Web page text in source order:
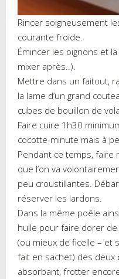
Rincer soigneusement
courante froide.
Émincer les oignons et
mixer après..).
Mettre dans un faitout,
la lame d’un grand
cubes de bouillon de
Faire cuire 1h30
cocotte-minute mais à
Pendant ce temps,
que l’on va
peu croustillantes.
réserver les lardons.
Dans la même poêle
huile pour faire dorer
(ou mieux de ficelle – et
fait en sachet) des
absorbant, frotter